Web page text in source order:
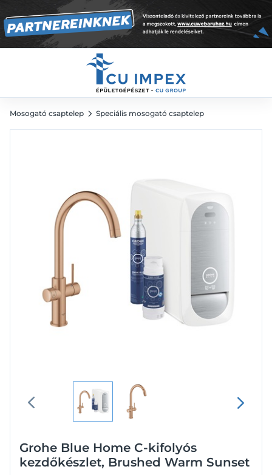
Mosogató csaptelep Speciális mosogató csaptelep
Grohe Blue Home C-kifolyós
kezdőkészlet, Brushed Warm Sunset
745 951 Ft